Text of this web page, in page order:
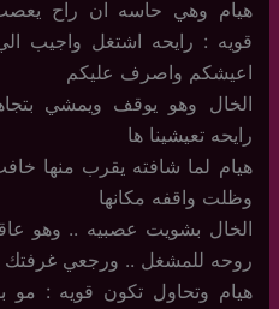
هيام وهي حاسه ان راح
قويه : رايحه اشتغل واجيب
اعيشكم واصرف عليكم
الخال وهو يوقف ويمشي
رايحه تعيشينا ها
هيام لما شافته يقرب منها
وظلت واقفه مكانها
الخال بشويت عصبيه .. وهو
روحه للمشغل .. ورجعي غرفتك
هيام وتحاول تكون قويه :